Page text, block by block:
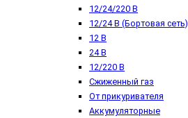
12/24/220 В
12/24 В (Бортовая сеть)
12 В
24 В
12/220 В
Сжиженный газ
От прикуривателя
Аккумуляторные